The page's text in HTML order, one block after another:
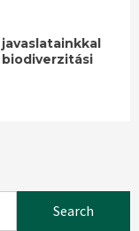
javaslatainkkal